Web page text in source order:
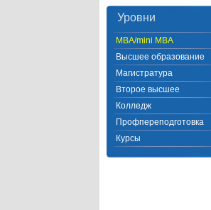
Уровни
MBA/mini MBA
Высшее образование
Магистратура
Второе высшее
Колледж
Профпереподготовка
Курсы